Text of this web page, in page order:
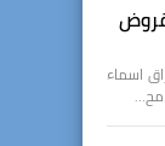
اسماء
مح…